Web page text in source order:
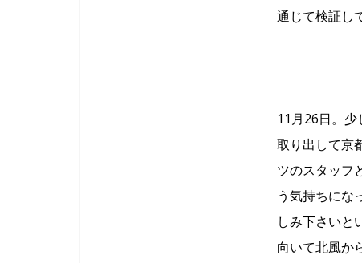
通じて検証し
11月26日。
取り出して京
ツのスタッフ
う気持ちにな
しみ下さいと
向いて北風か